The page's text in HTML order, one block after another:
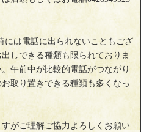
には電話に出られないこともござ
しできる種類も限られておりま
午前中が比較的電話がつながり
取り置きできる種類も多くなっ
がご理解ご協力よろしくお願い